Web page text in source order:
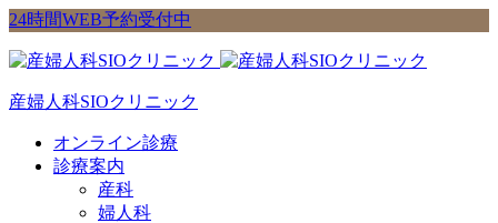
24時間WEB予約受付中
産婦人科SIOクリニック
オンライン診療
診療案内
産科
婦人科